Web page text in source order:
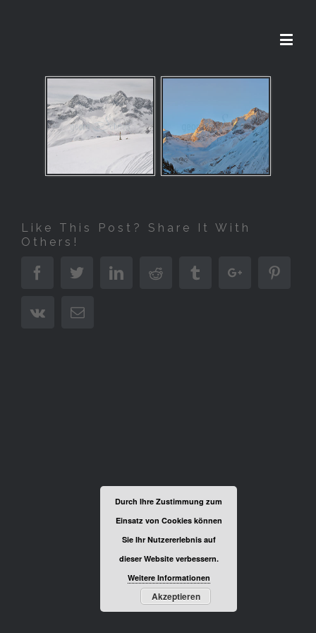
Like This Post? Share It With
Others!
FacebookTwitterLinkedinReddit TumblrGoogle+
Vk Email
Durch Ihre Zustimmung zum
Einsatz von Cookies können
Sie Ihr Nutzererlebnis auf
dieser Website verbessern.
Weitere Informationen
Akzeptieren